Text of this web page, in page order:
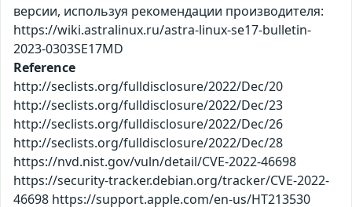
версии, используя рекомендации производителя:
https://wiki.astralinux.ru/astra-linux-se17-bulletin-
2023-0303SE17MD
Reference
http://seclists.org/fulldisclosure/2022/Dec/20
http://seclists.org/fulldisclosure/2022/Dec/23
http://seclists.org/fulldisclosure/2022/Dec/26
http://seclists.org/fulldisclosure/2022/Dec/28
https://nvd.nist.gov/vuln/detail/CVE-2022-46698
https://security-tracker.debian.org/tracker/CVE-2022-
46698 https://support.apple.com/en-us/HT213530